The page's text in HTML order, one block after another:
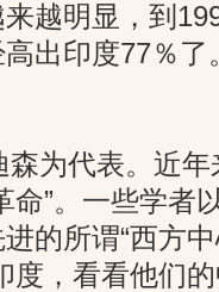
越明显，到
出印度77％了
为代表。近年
命”。一些学者
的所谓“西方
度，看看他们